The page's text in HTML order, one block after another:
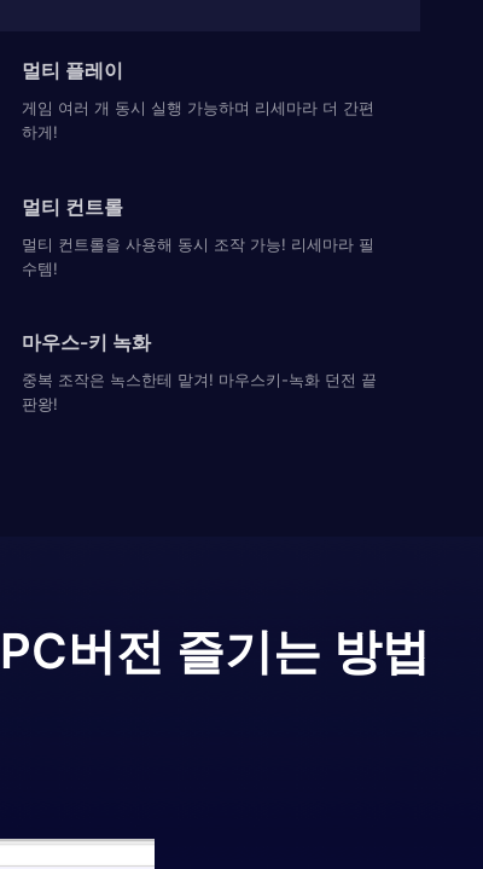
멀티 플레이
게임 여러 개 동시 실행 가능하며 리세마라 더 간편
하게!
멀티 컨트롤
멀티 컨트롤을 사용해 동시 조작 가능! 리세마라 필
수템!
마우스-키 녹화
중복 조작은 녹스한테 맡겨! 마우스키-녹화 던전 끝
판왕!
PC버전 즐기는 방법